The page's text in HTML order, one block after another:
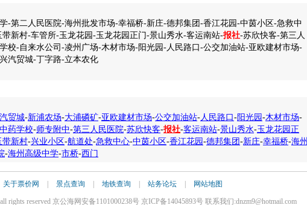
-第二人民医院-海州批发市场-幸福桥-新庄-德邦集团-香江花园-中茵小区-急救中
新村-车管所-玉龙花园-玉龙花园正门-景山秀水-客运南站-报社-苏欣快客-第三人
校-自来水公司-凌州广场-木材市场-阳光园-人民路口-公交加油站-亚欧建材市场-
汽贸城-丁字路-立本农化
贸城-新浦农场-大浦磷矿-亚欧建材市场-公交加油站- 人民路口-阳光园-木材市场-
中药学校-师专附中-第三人民医院-苏欣快客-报社-客运南站-景山秀水-玉龙花园正
带新村-兴业小区-航道处-急救中心-中茵小区-香江花园-德邦集团-新庄-幸福桥-海州
-海州高级中学-市桥-西门
关于票价网 | 景点查询 | 地铁查询 | 站务论坛 | 网站地图
rights reserved 京公海网安备1101000238号 京ICP备14045893号 联系我们:dnzm9@hotmail.com